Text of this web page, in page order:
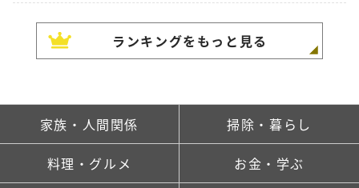
ランキングをもっと見る
家族・人間関係 掃除・暮らし
料理・グルメ お金・学ぶ